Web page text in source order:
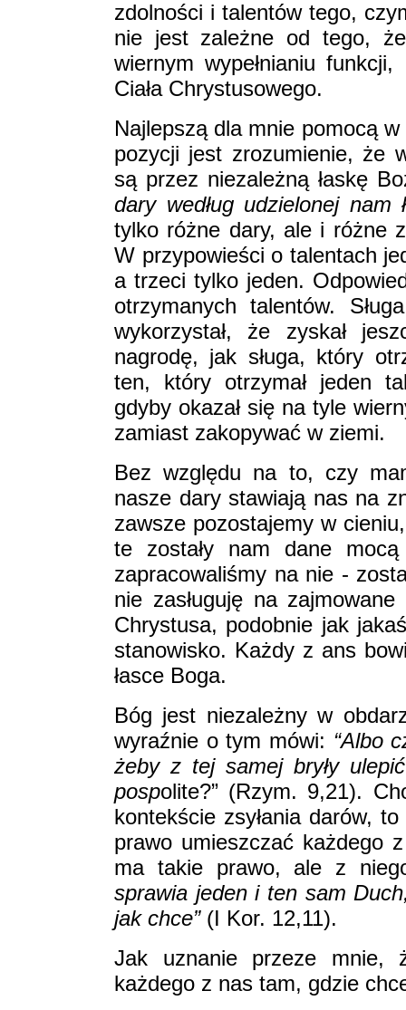
zdolności i talentów tego,
nie jest zależne od tego,
wiernym wypełnianiu
Ciała Chrystusowego.
Najlepszą dla mnie pomocą
pozycji jest zrozumienie, że
są przez niezależną łaskę
dary według udzielonej nam
tylko różne dary, ale i różne
W przypowieści o talentach
a trzeci tylko jeden.
otrzymanych talentów.
wykorzystał, że zyskał
nagrodę, jak sługa, który
ten, który otrzymał jeden
gdyby okazał się na tyle
zamiast zakopywać w ziemi.
Bez względu na to, czy
nasze dary stawiają nas na
zawsze pozostajemy w
te zostały nam dane
zapracowaliśmy na nie -
nie zasługuję na
Chrystusa, podobnie jak
stanowisko. Każdy z ans
łasce Boga.
Bóg jest niezależny w
wyraźnie o tym mówi: “Albo
żeby z tej samej bryły
pospolite?” (Rzym. 9,21).
kontekście zsyłania darów,
prawo umieszczać każdego
ma takie prawo, ale z
sprawia jeden i ten sam
jak chce”(I Kor. 12,11).
Jak uznanie przeze mnie,
każdego z nas tam, gdzie